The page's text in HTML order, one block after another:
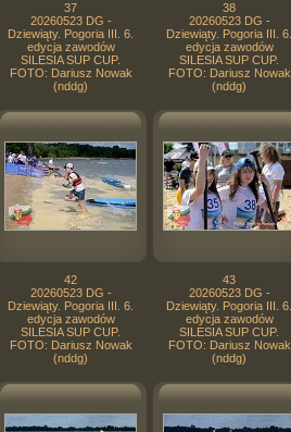
37
20260523 DG -
Dziewiąty. Pogoria III. 6.
edycja zawodów
SILESIA SUP CUP.
FOTO: Dariusz Nowak
(nddg)
38
20260523 DG -
Dziewiąty. Pogoria III. 6.
edycja zawodów
SILESIA SUP CUP.
FOTO: Dariusz Nowak
(nddg)
42
20260523 DG -
Dziewiąty. Pogoria III. 6.
edycja zawodów
SILESIA SUP CUP.
FOTO: Dariusz Nowak
(nddg)
43
20260523 DG -
Dziewiąty. Pogoria III. 6.
edycja zawodów
SILESIA SUP CUP.
FOTO: Dariusz Nowak
(nddg)